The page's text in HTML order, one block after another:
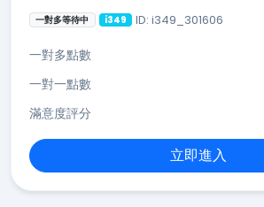
一對多等待中 i349 ID: i349_301606
一對多點數
一對一點數
滿意度評分
立即進入